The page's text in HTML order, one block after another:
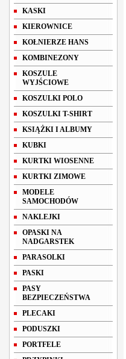
KASKI
KIEROWNICE
KOŁNIERZE HANS
KOMBINEZONY
KOSZULE
WYJŚCIOWE
KOSZULKI POLO
KOSZULKI T-SHIRT
KSIĄŻKI I ALBUMY
KUBKI
KURTKI WIOSENNE
KURTKI ZIMOWE
MODELE
SAMOCHODÓW
NAKLEJKI
OPASKI NA
NADGARSTEK
PARASOLKI
PASKI
PASY
BEZPIECZEŃSTWA
PLECAKI
PODUSZKI
PORTFELE